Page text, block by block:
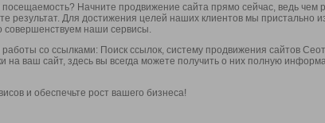
посещаемость? Начните продвижение сайта прямо сейчас, ведь чем
результат. Для достижения целей наших клиентов мы пристально
совершенствуем наши сервисы.
со ссылками: Поиск ссылок, систему продвижения сайтов
на ваш сайт, здесь вы всегда можете получить о них полную
и обеспечьте рост вашего бизнеса!